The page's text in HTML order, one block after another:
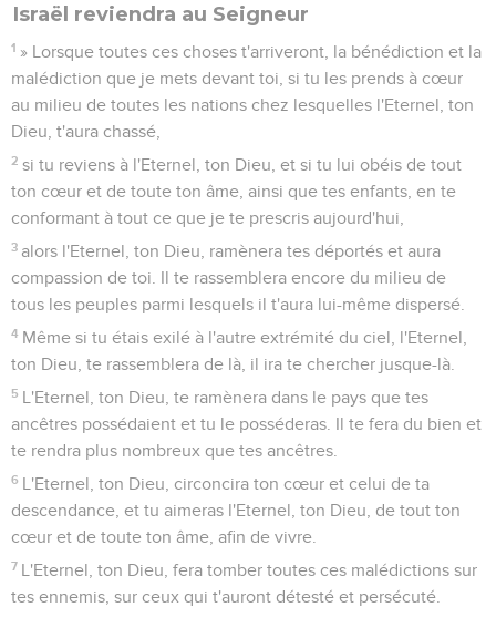
Israël reviendra au Seigneur
1 » Lorsque toutes ces choses t'arriveront, la bénédiction et la
malédiction que je mets devant toi, si tu les prends à cœur
au milieu de toutes les nations chez lesquelles l'Eternel, ton
Dieu, t'aura chassé,
2 si tu reviens à l'Eternel, ton Dieu, et si tu lui obéis de tout
ton cœur et de toute ton âme, ainsi que tes enfants, en te
conformant à tout ce que je te prescris aujourd'hui,
3 alors l'Eternel, ton Dieu, ramènera tes déportés et aura
compassion de toi. Il te rassemblera encore du milieu de
tous les peuples parmi lesquels il t'aura lui-même dispersé.
4 Même si tu étais exilé à l'autre extrémité du ciel, l'Eternel,
ton Dieu, te rassemblera de là, il ira te chercher jusque-là.
5 L'Eternel, ton Dieu, te ramènera dans le pays que tes
ancêtres possédaient et tu le posséderas. Il te fera du bien et
te rendra plus nombreux que tes ancêtres.
6 L'Eternel, ton Dieu, circoncira ton cœur et celui de ta
descendance, et tu aimeras l'Eternel, ton Dieu, de tout ton
cœur et de toute ton âme, afin de vivre.
7 L'Eternel, ton Dieu, fera tomber toutes ces malédictions sur
tes ennemis, sur ceux qui t'auront détesté et persécuté.